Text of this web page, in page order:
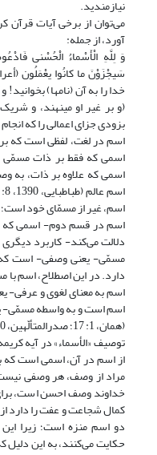
نیازمندید.
می‌توان از برخی آیات قرآن
آورد، از جمله:
وَ لِلَّهِ الْأَسْماءُ الْحُسْنى‏
خدا را به آن (نامها)
(و بر غیر او مى‏نهند، و
بزودى جزاى اعمالى را که
اسم در لغت، لفظی است که
اسمی که فقط بر ذات مسمّی
اسمی که علاوه بر ذات، به
اسم، غیر از مسمّای خود
اسم در قسم دوم- اسمی که
دلالت می‌کند- کاربرد
مسمّی- یعنی وصفی- است
دارد. در این اصطلاح، اسم
اسم به معنای لغوی و عرفی-
اسم است و به واسطه مسمّی-
(همان، 1: 17؛ صدرالمتألّهین، 1360 ب، 43- 44).
توصیف «الأسماء» در آیه
از اسم در آن، اسمی است که
مراد از وصف، هر وصفی
خداوند وصف احسن است،
کمال شجاعت و عفت را دارد
دو اسم منزه است؛ زیرا
حکایت می‌کنند، به این